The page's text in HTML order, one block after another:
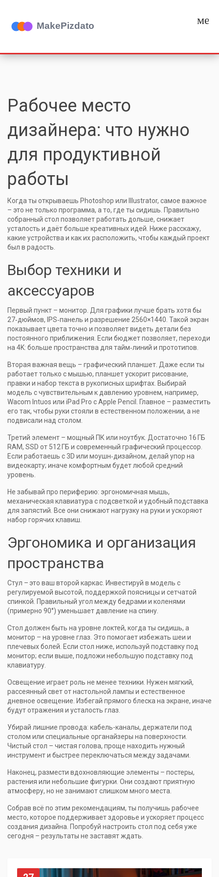
Рабочее место
дизайнера: что нужно
для продуктивной
работы
Когда ты открываешь Photoshop или Illustrator, самое важное
– это не только программа, а то, где ты сидишь. Правильно
собранный стол позволяет работать дольше, снижает
усталость и даёт больше креативных идей. Ниже расскажу,
какие устройства и как их расположить, чтобы каждый проект
был в радость.
Выбор техники и
аксессуаров
Первый пункт – монитор. Для графики лучше брать хотя бы
27‑дюймов, IPS‑панель и разрешение 2560×1440. Такой экран
показывает цвета точно и позволяет видеть детали без
постоянного приближения. Если бюджет позволяет, переходи
на 4K: больше пространства для тайм‑линий и прототипов.
Вторая важная вещь – графический планшет. Даже если ты
работает только с мышью, планшет ускорит рисование,
правки и набор текста в рукописных шрифтах. Выбирай
модель с чувствительным к давлению уровнем, например,
Wacom Intuos или iPad Pro с Apple Pencil. Главное – разместить
его так, чтобы руки стояли в естественном положении, а не
подвисали над столом.
Третий элемент – мощный ПК или ноутбук. Достаточно 16 ГБ
RAM, SSD от 512 ГБ и современный графический процессор.
Если работаешь с 3D или моушн‑дизайном, делай упор на
видеокарту; иначе комфортным будет любой средний
уровень.
Не забывай про периферию: эргономичная мышь,
механическая клавиатура с подсветкой и удобный подставка
для запястий. Все они снижают нагрузку на руки и ускоряют
набор горячих клавиш.
Эргономика и организация
пространства
Стул – это ваш второй каркас. Инвестируй в модель с
регулируемой высотой, поддержкой поясницы и сетчатой
спинкой. Правильный угол между бедрами и коленями
(примерно 90°) уменьшает давление на спину.
Стол должен быть на уровне локтей, когда ты сидишь, а
монитор – на уровне глаз. Это помогает избежать шеи и
плечевых болей. Если стол ниже, используй подставку под
монитор; если выше, подложи небольшую подставку под
клавиатуру.
Освещение играет роль не менее техники. Нужен мягкий,
рассеянный свет от настольной лампы и естественное
дневное освещение. Избегай прямого блеска на экране, иначе
будут отражения и усталость глаз.
Убирай лишние провода: кабель-каналы, держатели под
столом или специальные органайзеры на поверхности.
Чистый стол – чистая голова, проще находить нужный
инструмент и быстрее переключаться между задачами.
Наконец, размести вдохновляющие элементы – постеры,
растения или небольшие фигурки. Они создают приятную
атмосферу, но не занимают слишком много места.
Собрав всё по этим рекомендациям, ты получишь рабочее
место, которое поддерживает здоровье и ускоряет процесс
создания дизайна. Попробуй настроить стол под себя уже
сегодня – результаты не заставят ждать.